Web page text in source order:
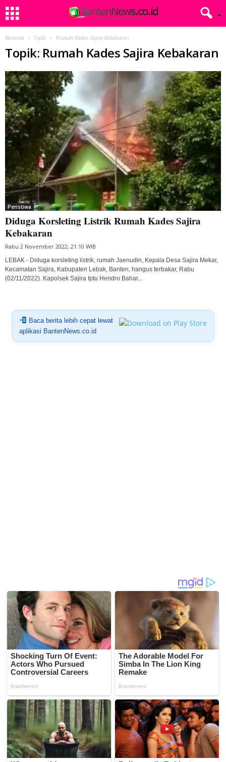
Beranda Topik Rumah Kades Sajira Kebakaran
Topik: Rumah Kades Sajira Kebakaran
Peristiwa
Diduga Korsleting Listrik Rumah Kades Sajira
Kebakaran
Rabu 2 November 2022, 21:10 WIB
LEBAK - Diduga korsleting listrik, rumah Jaenudin, Kepala Desa Sajira Mekar,
Kecamatan Sajira, Kabupaten Lebak, Banten, hangus terbakar, Rabu
(02/11/2022). Kapolsek Sajira Iptu Hendro Bahar...
Baca berita lebih cepat lewat
aplikasi BantenNews.co.id